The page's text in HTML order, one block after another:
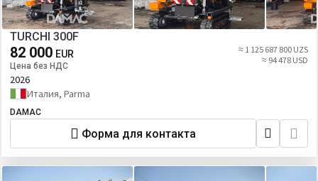
TURCHI 300F
82 000 EUR
Цена без НДС
≈ 1 125 687 800 UZS
≈ 94 478 USD
2026
Италия, Parma
DAMAC
Форма для контакта